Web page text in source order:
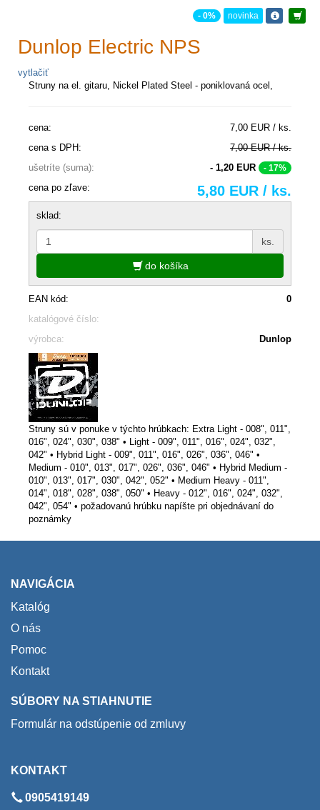
- 0% novinka
Dunlop Electric NPS
vytlačiť
Struny na el. gitaru, Nickel Plated Steel - poniklovaná ocel,
cena:
7,00 EUR / ks.
cena s DPH:
7,00 EUR / ks.
ušetríte (suma):
- 1,20 EUR - 17%
cena po zľave: 5,80 EUR / ks.
sklad:
ks.
do košíka
EAN kód:
0
katalógové číslo:
výrobca:
Dunlop
Struny sú v ponuke v týchto hrúbkach: Extra Light - 008", 011",
016", 024", 030", 038" • Light - 009", 011", 016", 024", 032",
042" • Hybrid Light - 009", 011", 016", 026", 036", 046" •
Medium - 010", 013", 017", 026", 036", 046" • Hybrid Medium -
010", 013", 017", 030", 042", 052" • Medium Heavy - 011",
014", 018", 028", 038", 050" • Heavy - 012", 016", 024", 032",
042", 054" • požadovanú hrúbku napíšte pri objednávaní do
poznámky
NAVIGÁCIA
Katalóg
O nás
Pomoc
Kontakt
SÚBORY NA STIAHNUTIE
Formulár na odstúpenie od zmluvy
KONTAKT
0905419149